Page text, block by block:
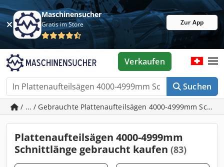
Maschinensucher
Gratis im Store Zur App
Suchen
Verkaufen
/ ... / Gebrauchte Plattenaufteilsägen 4000-4999mm
Plattenaufteilsägen 4000-4999mm
Schnittlänge gebraucht kaufen (83)